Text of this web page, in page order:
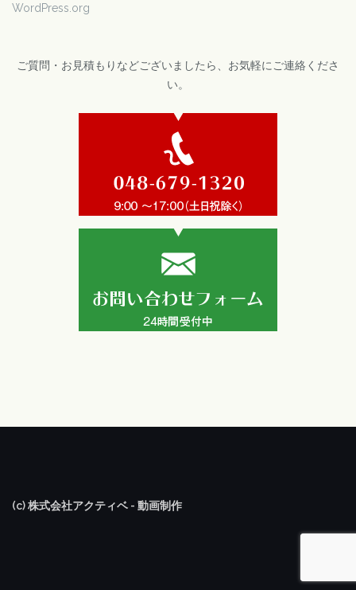
WordPress.org
ご質問・お見積もりなどございましたら、お気軽にご連絡くださ
い。
(c) 株式会社アクティベ - 動画制作